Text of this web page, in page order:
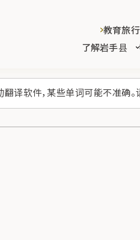
译软件，某些单词可能不准确。
了解岩手县
教育旅行